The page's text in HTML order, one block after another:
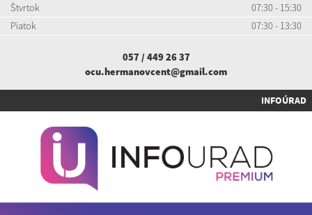
Štvrtok
07:30 - 15:30
Piatok
07:30 - 13:30
057 / 449 26 37
ocu.hermanovcent@gmail.com
INFOÚRAD